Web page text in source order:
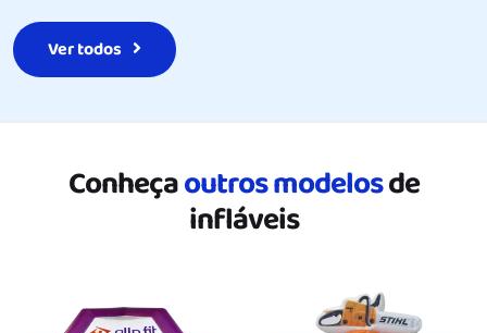
Ver todos
Conheçaoutros modelosde
infláveis